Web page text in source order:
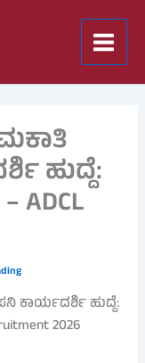
ಹುದ್ದೆ: